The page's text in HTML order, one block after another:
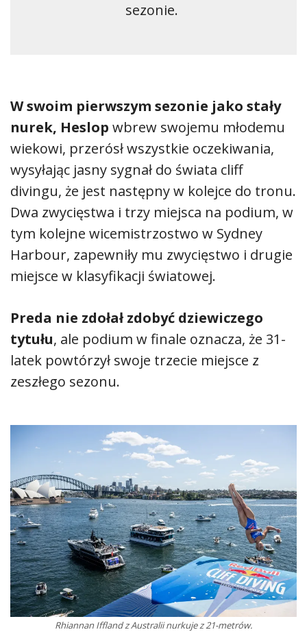
sezonie.
W swoim pierwszym sezonie jako stały
nurek, Heslop wbrew swojemu młodemu
wiekowi, przerósł wszystkie oczekiwania,
wysyłając jasny sygnał do świata cliff
divingu, że jest następny w kolejce do tronu.
Dwa zwycięstwa i trzy miejsca na podium, w
tym kolejne wicemistrzostwo w Sydney
Harbour, zapewniły mu zwycięstwo i drugie
miejsce w klasyfikacji światowej.
Preda nie zdołał zdobyć dziewiczego
tytułu, ale podium w finale oznacza, że 31-
latek powtórzył swoje trzecie miejsce z
zeszłego sezonu.
Rhiannan Iffland z Australii nurkuje z 21-metrów.